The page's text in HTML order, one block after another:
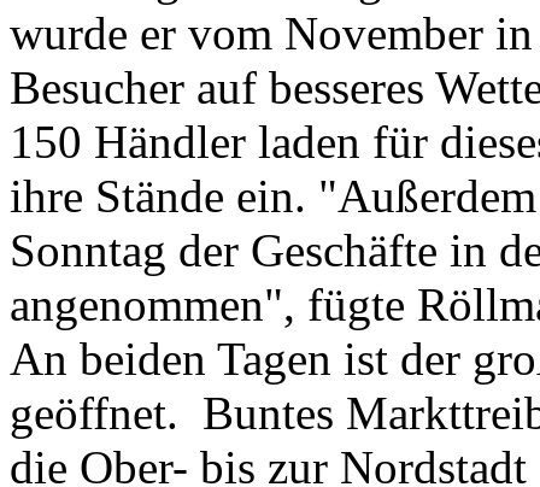
wurde er vom November
Besucher auf besseres
150 Händler laden für
ihre Stände ein.
Sonntag der Geschäfte in
angenommen", fügte
An beiden Tagen ist der
geöffnet. Buntes
die Ober- bis zur